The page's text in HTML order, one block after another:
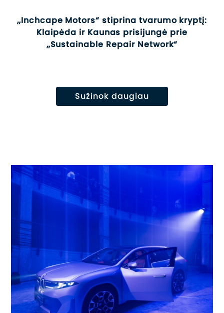
„Inchcape Motors“ stiprina tvarumo kryptį:
Klaipėda ir Kaunas prisijungė prie
„Sustainable Repair Network“
Sužinok daugiau